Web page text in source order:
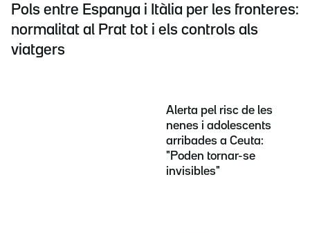
Pols entre Espanya i Itàlia per les fronteres:
normalitat al Prat tot i els controls als
viatgers
Alerta pel risc de les
nenes i adolescents
arribades a Ceuta:
"Poden tornar-se
invisibles"